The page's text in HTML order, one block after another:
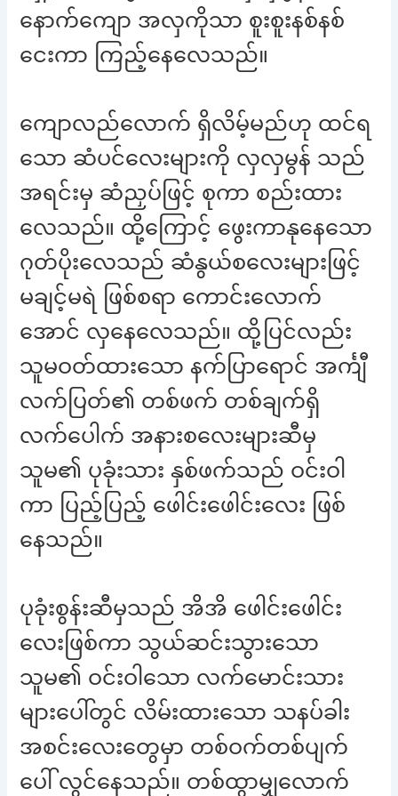
နောက်ကျော အလှကိုသာ စူးစူးနစ်နစ်
ငေးကာ ကြည့်နေလေသည်။
ကျောလည်လောက် ရှိလိမ့်မည်ဟု ထင်ရ
သော ဆံပင်လေးများကို လှလှမွန် သည်
အရင်းမှ ဆံညှပ်ဖြင့် စုကာ စည်းထား
လေသည်။ ထို့ကြောင့် ဖွေးကာနုနေသော
ဂုတ်ပိုးလေသည် ဆံနွယ်စလေးများဖြင့်
မချင့်မရဲ ဖြစ်စရာ ကောင်းလောက်
အောင် လှနေလေသည်။ ထို့ပြင်လည်း
သူမဝတ်ထားသော နက်ပြာရောင် အင်္ကျီ
လက်ပြတ်၏ တစ်ဖက် တစ်ချက်ရှိ
လက်ပေါက် အနားစလေးများဆီမှ
သူမ၏ ပုခုံးသား နှစ်ဖက်သည် ဝင်းဝါ
ကာ ပြည့်ပြည့် ဖေါင်းဖေါင်းလေး ဖြစ်
နေသည်။
ပုခုံးစွန်းဆီမှသည် အိအိ ဖေါင်းဖေါင်း
လေးဖြစ်ကာ သွယ်ဆင်းသွားသော
သူမ၏ ဝင်းဝါသော လက်မောင်းသား
များပေါ်တွင် လိမ်းထားသော သနပ်ခါး
အစင်းလေးတွေမှာ တစ်ဝက်တစ်ပျက်
ပေါ် လွင်နေသည်။ တစ်ထွာမျှလောက်